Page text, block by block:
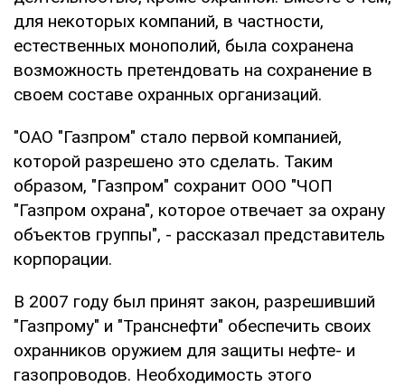
для некоторых компаний, в частности,
естественных монополий, была сохранена
возможность претендовать на сохранение в
своем составе охранных организаций.
"ОАО "Газпром" стало первой компанией,
которой разрешено это сделать. Таким
образом, "Газпром" сохранит ООО "ЧОП
"Газпром охрана", которое отвечает за охрану
объектов группы", - рассказал представитель
корпорации.
В 2007 году был принят закон, разрешивший
"Газпрому" и "Транснефти" обеспечить своих
охранников оружием для защиты нефте- и
газопроводов. Необходимость этого